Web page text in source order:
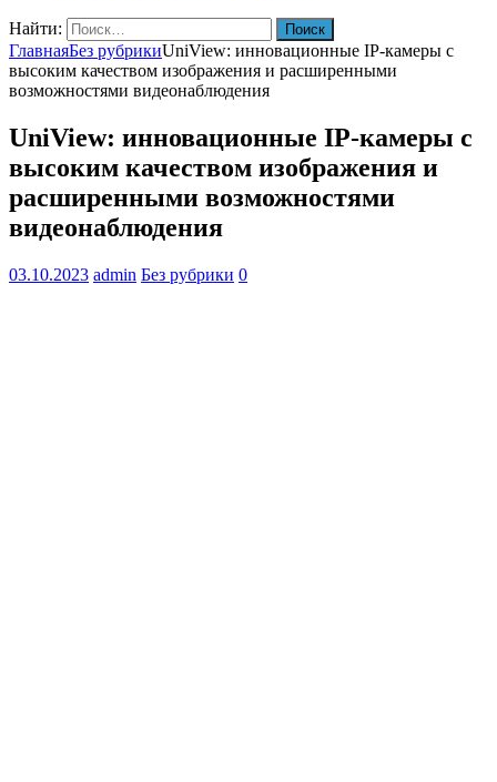
Найти:
ГлавнаяБез рубрикиUniView: инновационные IP-камеры с
высоким качеством изображения и расширенными
возможностями видеонаблюдения
UniView: инновационные IP-камеры с
высоким качеством изображения и
расширенными возможностями
видеонаблюдения
03.10.2023 admin Без рубрики 0